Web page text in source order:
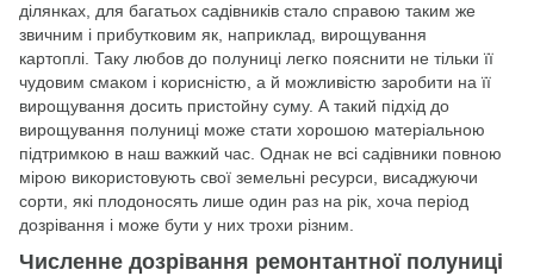
ділянках, для багатьох садівників стало справою таким же
звичним і прибутковим як, наприклад, вирощування
картоплі. Таку любов до полуниці легко пояснити не тільки її
чудовим смаком і корисністю, а й можливістю заробити на її
вирощування досить пристойну суму. А такий підхід до
вирощування полуниці може стати хорошою матеріальною
підтримкою в наш важкий час. Однак не всі садівники повною
мірою використовують свої земельні ресурси, висаджуючи
сорти, які плодоносять лише один раз на рік, хоча період
дозрівання і може бути у них трохи різним.
Численне дозрівання ремонтантної полуниці